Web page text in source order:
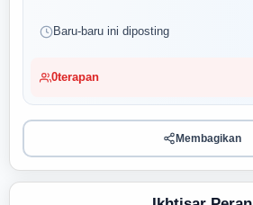
Baru-baru ini diposting
0terapan
Membagikan